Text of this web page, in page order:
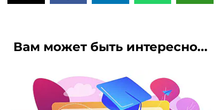
Вам может быть интересно...